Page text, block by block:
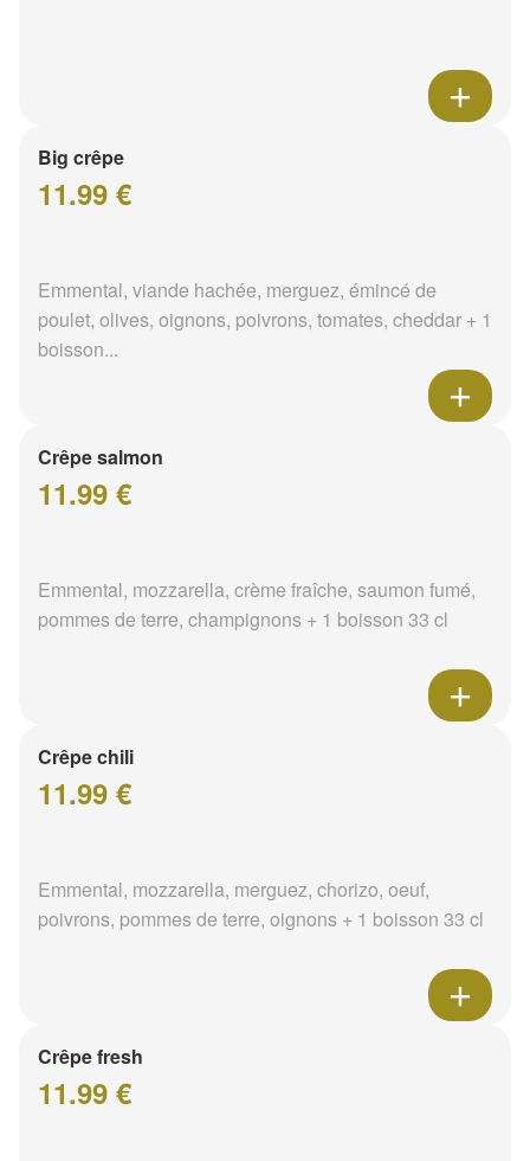
Big crêpe
11.99 €
Emmental, viande hachée, merguez, émincé de
poulet, olives, oignons, poivrons, tomates, cheddar + 1
boisson...
Crêpe salmon
11.99 €
Emmental, mozzarella, crème fraîche, saumon fumé,
pommes de terre, champignons + 1 boisson 33 cl
Crêpe chili
11.99 €
Emmental, mozzarella, merguez, chorizo, oeuf,
poivrons, pommes de terre, oignons + 1 boisson 33 cl
Crêpe fresh
11.99 €